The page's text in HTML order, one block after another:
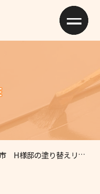
の塗り替えリフォーム事例をご紹介 ！🌈🎨